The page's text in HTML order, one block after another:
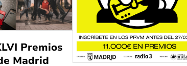
Premios
Madrid